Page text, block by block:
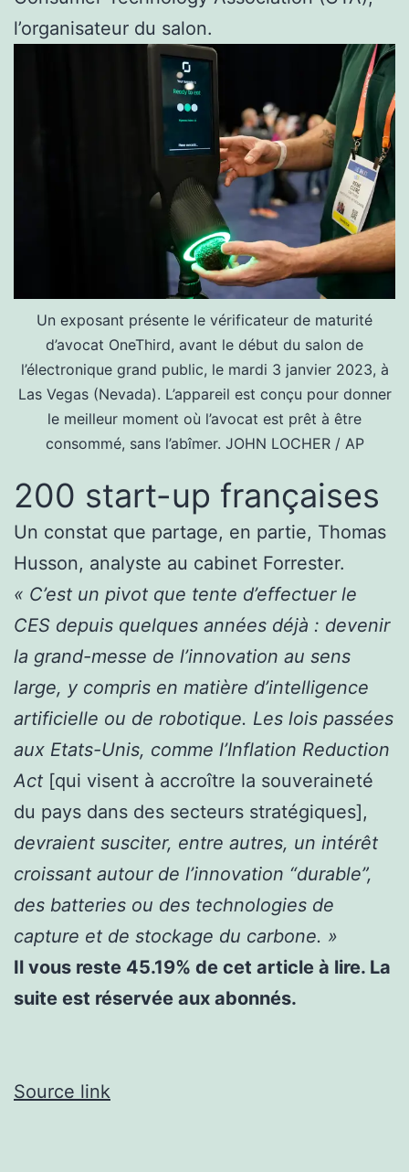
l’organisateur du salon.
Un exposant présente le vérificateur de maturité
d’avocat OneThird, avant le début du salon de
l’électronique grand public, le mardi 3 janvier 2023, à
Las Vegas (Nevada). L’appareil est conçu pour donner
le meilleur moment où l’avocat est prêt à être
consommé, sans l’abîmer. JOHN LOCHER / AP
200 start-up françaises
Un constat que partage, en partie, Thomas
Husson, analyste au cabinet Forrester.
« C’est un pivot que tente d’effectuer le
CES depuis quelques années déjà : devenir
la grand-messe de l’innovation au sens
large, y compris en matière d’intelligence
artificielle ou de robotique. Les lois passées
aux Etats-Unis, comme l’Inflation Reduction
Act [qui visent à accroître la souveraineté
du pays dans des secteurs stratégiques],
devraient susciter, entre autres, un intérêt
croissant autour de l’innovation “durable”,
des batteries ou des technologies de
capture et de stockage du carbone. »
Il vous reste 45.19% de cet article à lire. La
suite est réservée aux abonnés.
Source link